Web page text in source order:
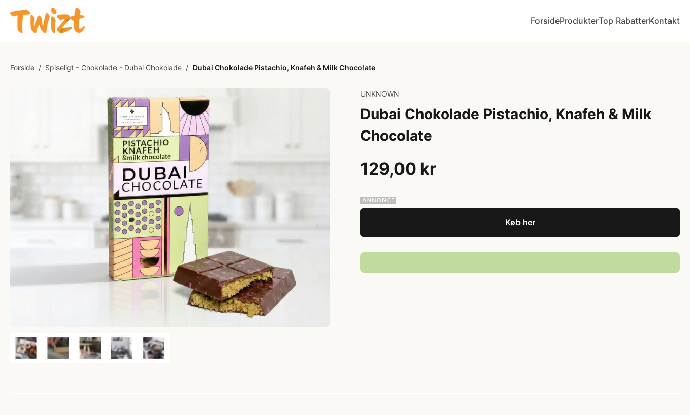
ForsideProdukterTop RabatterKontakt
Forside / Spiseligt - Chokolade - Dubai Chokolade / Dubai Chokolade Pistachio, Knafeh & Milk Chocolate
UNKNOWN
Dubai Chokolade Pistachio, Knafeh & Milk
Chocolate
129,00 kr
Køb her